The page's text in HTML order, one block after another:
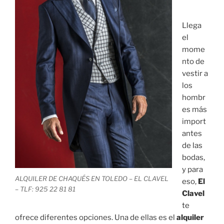
ALQUILER DE CHAQUÉS EN TOLEDO – EL CLAVEL
– TLF: 925 22 81 81
Llega
el
mome
nto de
vestir a
los
hombr
es más
import
antes
de las
bodas,
y para
eso, El
Clavel
te
ofrece diferentes opciones. Una de ellas es el alquiler